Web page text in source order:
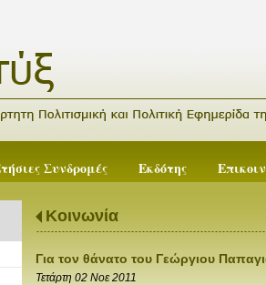
Συνδρομές Εκδότης
Κοινωνία
Για τον θάνατο του Γεώργιου
Τετάρτη 02 Νοε 2011